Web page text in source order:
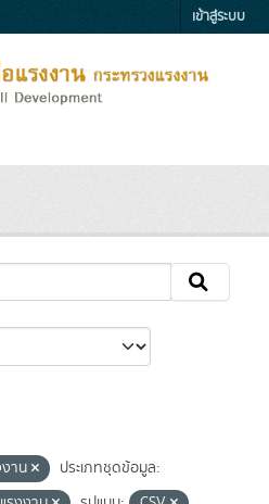
เข้าสู่ระบบ
าน
ประเภทชุดข้อมูล: